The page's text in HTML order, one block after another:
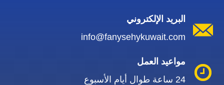
البريد الإلكتروني
info@fanysehykuwait.com
مواعيد العمل
24 ساعة طوال أيام الأسبوع